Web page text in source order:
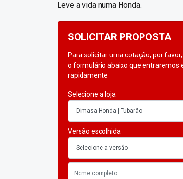
Leve a vida numa Honda.
SOLICITAR PROPOSTA
Para solicitar uma cotação, por
o formulário abaixo que entraremos
rapidamente
Selecione a loja
Versão escolhida